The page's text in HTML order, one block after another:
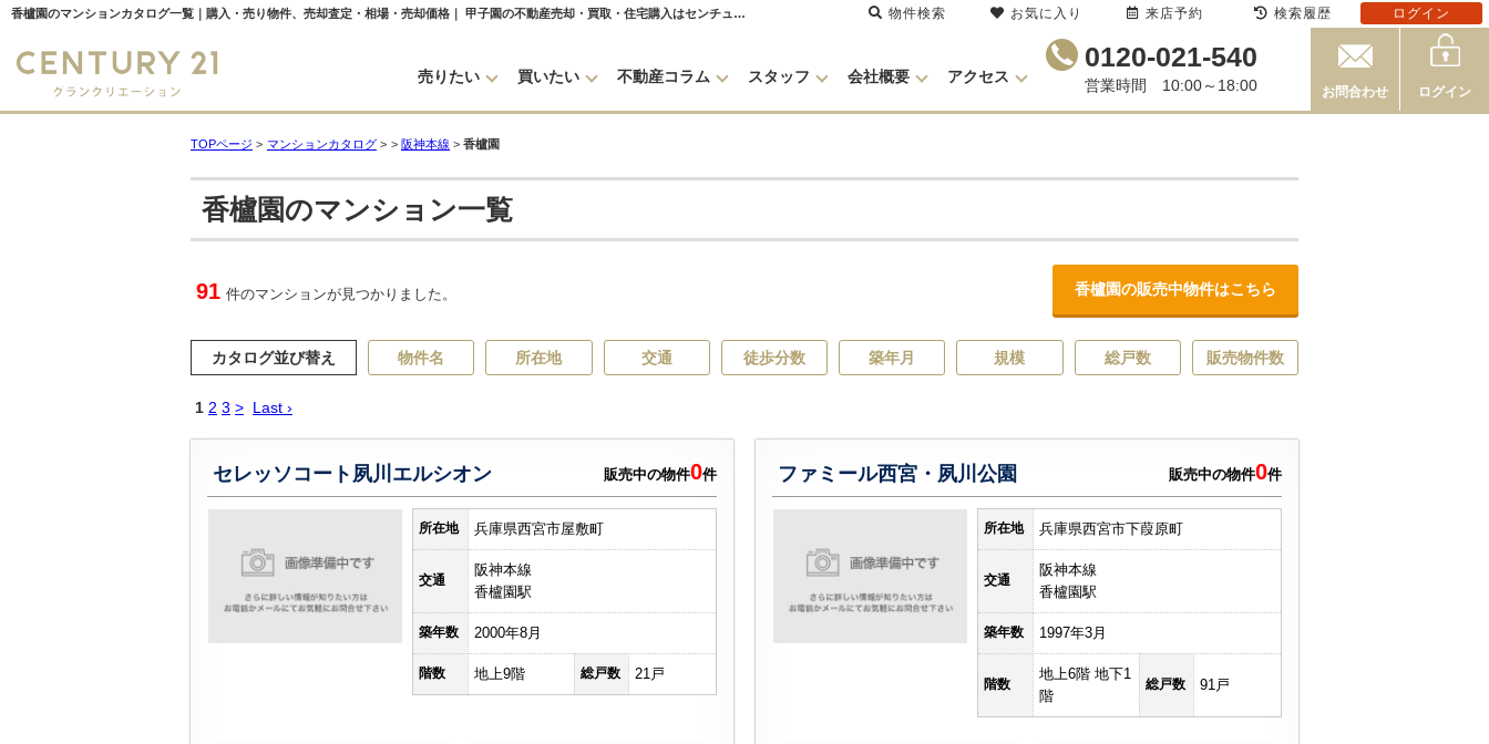
香櫨園のマンションカタログ一覧｜購入・売り物件、売却査定・相場・売却価格｜ 甲子園の不動産売却・買取・住宅購入はセンチュリー21グランクリエーション
売りたい 買いたい 不動産コラム スタッフ 会社概要 アクセス
0120-021-540
営業時間 10:00～18:00 お問合わせ ログイン
TOPページ > マンションカタログ > > 阪神本線 > 香櫨園
香櫨園のマンション一覧
91 件のマンションが見つかりました。 香櫨園の販売中物件はこちら
カタログ並び替え 物件名 所在地 交通 徒歩分数 築年月 規模 総戸数 販売物件数
1 2 3 > Last ›
セレッソコート夙川エルシオン 販売中の物件0件
所在地 兵庫県西宮市屋敷町
交通
阪神本線
香櫨園駅
築年数 2000年8月
階数 地上9階 総戸数 21戸
ファミール西宮・夙川公園 販売中の物件0件
所在地 兵庫県西宮市下葭原町
交通
阪神本線
香櫨園駅
築年数 1997年3月
階数
地上6階 地下1
階
総戸数 91戸
物件検索 お気に入り 来店予約 検索履歴 ログイン